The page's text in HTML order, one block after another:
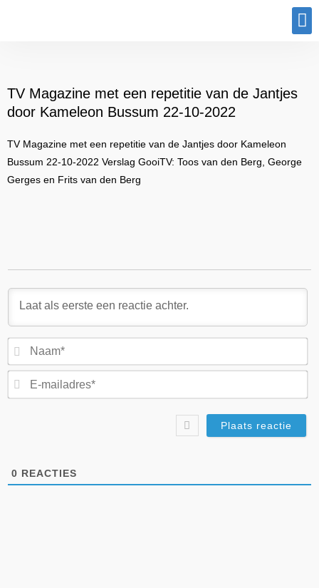
TV Magazine met een repetitie van de Jantjes
door Kameleon Bussum 22-10-2022
TV Magazine met een repetitie van de Jantjes door Kameleon
Bussum 22-10-2022 Verslag GooiTV: Toos van den Berg, George
Gerges en Frits van den Berg
0 REACTIES